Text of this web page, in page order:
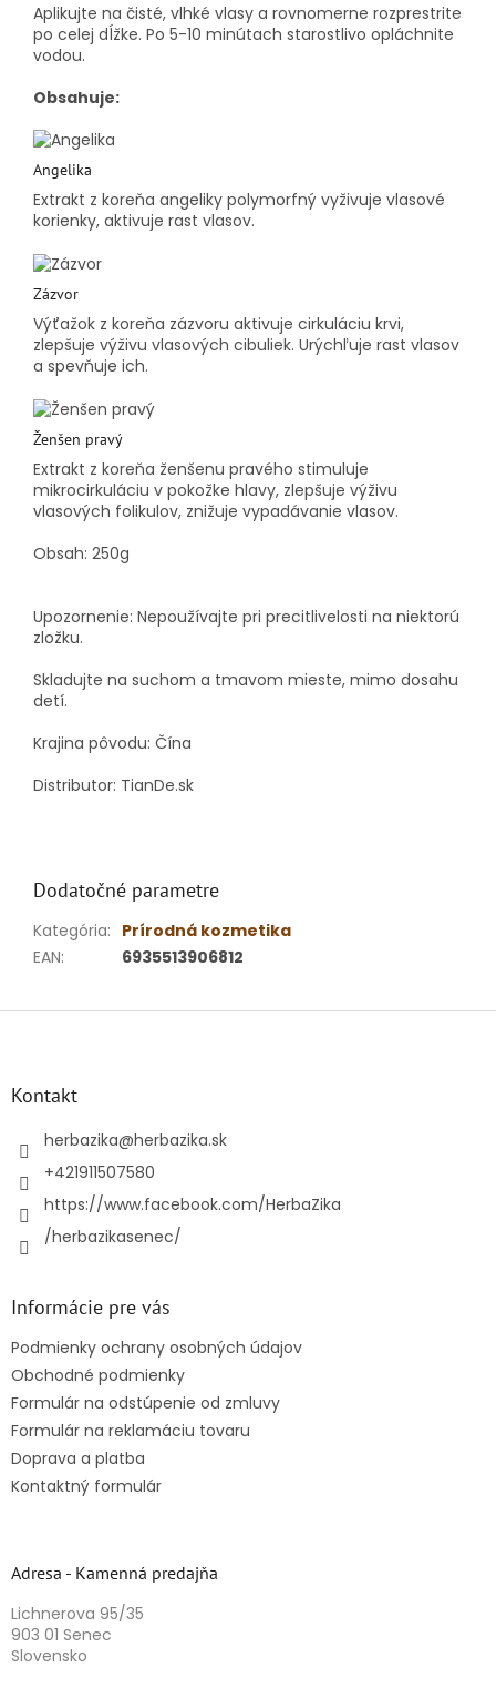
Aplikujte na čisté, vlhké vlasy a rovnomerne rozprestrite
po celej dĺžke. Po 5-10 minútach starostlivo opláchnite
vodou.
Obsahuje:
Angelika
Extrakt z koreňa angeliky polymorfný vyživuje vlasové
korienky, aktivuje rast vlasov.
Zázvor
Výťažok z koreňa zázvoru aktivuje cirkuláciu krvi,
zlepšuje výživu vlasových cibuliek. Urýchľuje rast vlasov
a spevňuje ich.
Ženšen pravý
Extrakt z koreňa ženšenu pravého stimuluje
mikrocirkuláciu v pokožke hlavy, zlepšuje výživu
vlasových folikulov, znižuje vypadávanie vlasov.
Obsah: 250g
Upozornenie: Nepoužívajte pri precitlivelosti na niektorú
zložku.
Skladujte na suchom a tmavom mieste, mimo dosahu
detí.
Krajina pôvodu: Čína
Distributor: TianDe.sk
Dodatočné parametre
Kategória: Prírodná kozmetika
EAN: 6935513906812
Z
Kontakt
herbazika@herbazika.sk
+421911507580
https://www.facebook.com/HerbaZika
/herbazikasenec/
Informácie pre vás
Podmienky ochrany osobných údajov
Obchodné podmienky
Formulár na odstúpenie od zmluvy
Formulár na reklamáciu tovaru
Doprava a platba
Kontaktný formulár
Adresa - Kamenná predajňa
Lichnerova 95/35
903 01 Senec
Slovensko